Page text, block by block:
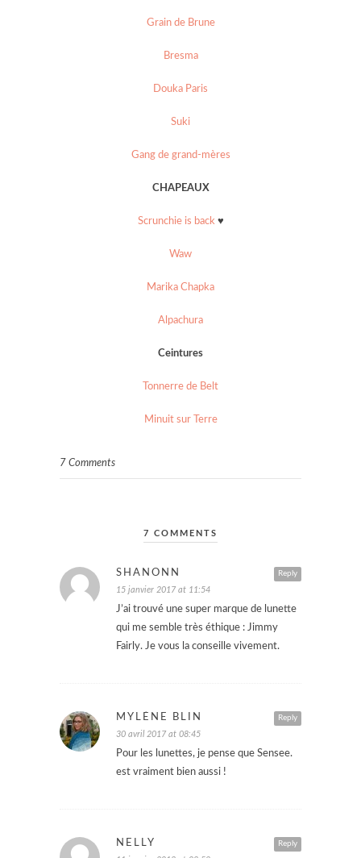
Grain de Brune
Bresma
Douka Paris
Suki
Gang de grand-mères
CHAPEAUX
Scrunchie is back♥
Waw
Marika Chapka
Alpachura
Ceintures
Tonnerre de Belt
Minuit sur Terre
7 Comments
7 COMMENTS
Reply
SHANONN
15 janvier 2017 at 11:54
J’ai trouvé une super marque de lunette
qui me semble très éthique : Jimmy
Fairly. Je vous la conseille vivement.
Reply
MYLÈNE BLIN
30 avril 2017 at 08:45
Pour les lunettes, je pense que Sensee.
est vraiment bien aussi !
Reply
NELLY